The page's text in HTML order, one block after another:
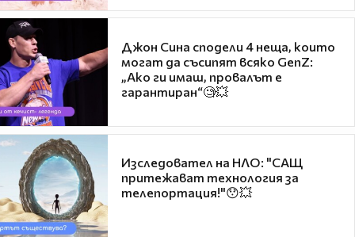
Джон Сина сподели 4 неща, които
могат да съсипят всяко GenZ:
„Ако ги имаш, провалът е
гарантиран“🧐💥
Изследовател на НЛО: "САЩ
притежават технология за
телепортация!"😯💥